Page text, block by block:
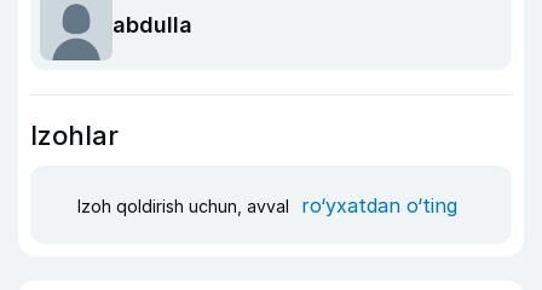
abdulla
Izohlar
Izoh qoldirish uchun, avval ro‘yxatdan o‘ting